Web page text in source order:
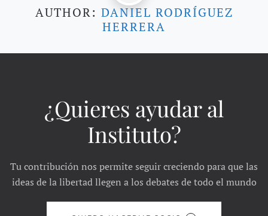
AUTHOR: DANIEL RODRÍGUEZ
HERRERA
¿Quieres ayudar al
Instituto?
Tu contribución nos permite seguir creciendo para que las
ideas de la libertad llegen a los debates de todo el mundo